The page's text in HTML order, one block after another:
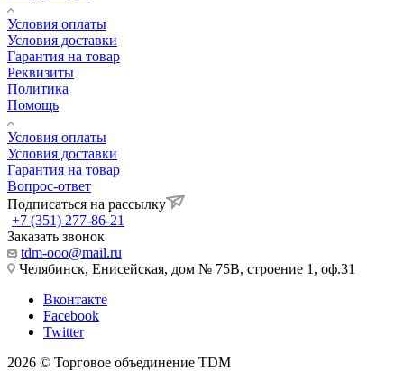
Условия оплаты
Условия доставки
Гарантия на товар
Реквизиты
Политика
Помощь
Условия оплаты
Условия доставки
Гарантия на товар
Вопрос-ответ
Подписаться на рассылку
+7 (351) 277-86-21
Заказать звонок
tdm-ooo@mail.ru
Челябинск, Енисейская, дом № 75В, строение 1, оф.31
Вконтакте
Facebook
Twitter
2026 © Торговое объединение TDM